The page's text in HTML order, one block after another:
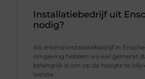
Installatiebedrijf uit
nodig?
Als erkend installatiebedrijf in
omgeving hebben wij wel gemerkt
belangrijk is om op de hoogte te
laatste